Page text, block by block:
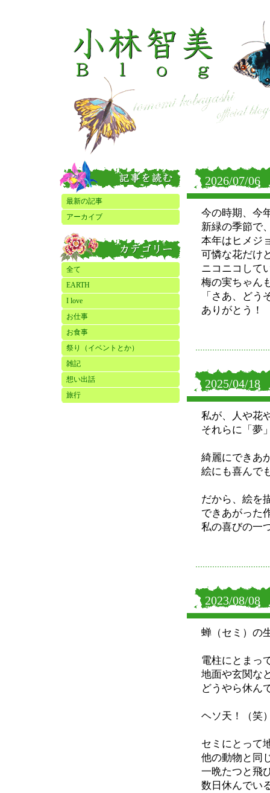
最新の記事
アーカイブ
全て
EARTH
I love
お仕事
お食事
祭り（イベントとか）
雑記
想い出話
旅行
2026/07/06
今の時期、今
新緑の季節で
本年はヒメジ
可憐な花だけ
ニコニコして
梅の実ちゃん
「さあ、どう
ありがとう！
2025/04/18
私が、人や花
それらに「夢
綺麗にできあ
絵にも喜んで
だから、絵を
できあがった
私の喜びの一
2023/08/08
蝉（セミ）の
電柱にとまっ
地面や玄関な
どうやら休ん
ヘソ天！（笑
セミにとって
他の動物と同
一晩たつと飛
数日休んでい